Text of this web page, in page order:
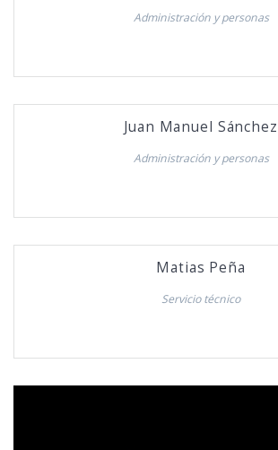
Administración y personas
Juan Manuel Sánchez
Administración y personas
Matias Peña
Servicio técnico